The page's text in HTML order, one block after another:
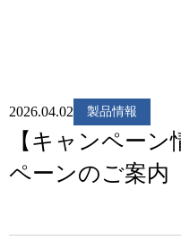
2026.04.02 製品情報
【キャンペー
ペーンのご案内